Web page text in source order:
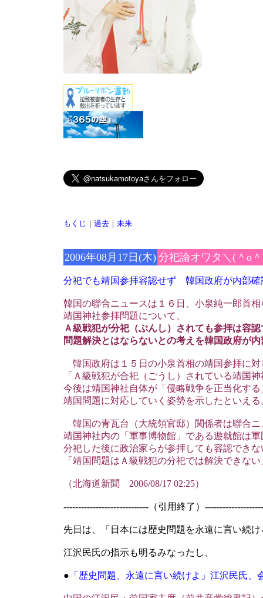
もくじ ｜ 過去｜ 未来
2006年08月17日(木) 分祀論オワタ＼(＾o
分祀でも靖国参拝容認せず 韓国政府が内部確
韓国の聯合ニュースは１６日、小泉純一郎首
靖国神社参拝問題について、
Ａ級戦犯が分祀（ぶんし）されても参拝は容
問題解決とはならないとの考えを韓国政府が
韓国政府は１５日の小泉首相の靖国参拝に対
「Ａ級戦犯が合祀（ごうし）されている靖国
今後は靖国神社自体が「侵略戦争を正当化す
靖国問題に対応していく姿勢を示したといえる
韓国の青瓦台（大統領官邸）関係者は聯合ニ
靖国神社内の「軍事博物館」である遊就館は
分祀した後に政治家らが参拝しても容認できな
「靖国問題はＡ級戦犯の分祀では解決できな
（北海道新聞 2006/08/17 02:25）
-----------------------------（引用終了）
先日は、「日本には歴史問題を永遠に言い続
江沢民氏の指示も明るみなったし、
● 「歴史問題、永遠に言い続けよ」江沢民氏、